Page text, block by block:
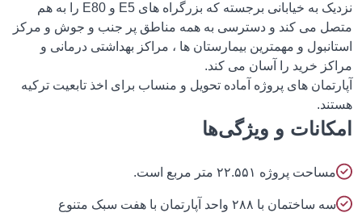
نزدیک به خیابانی برجسته که بزرگراه های E5 و E80 را به هم
می کند و دسترسی به همه مناطق پر جنب و جوش و مرکز
و مهمترین بیمارستان ها ، مراکز بهداشتی درمانی و
خرید را آسان می کند.
های پروژه آماده تحویل و منساب برای اخذ تابعیت ترکیه
و ویژگی‌ها
مساحت پروژه ۲۲.۵۵۱ متر مربع است.
سه ساختمان با ۲۸۸ واحد آپارتمان با هفت سبک متنوع